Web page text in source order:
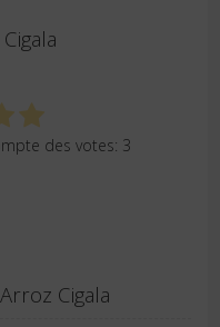
Cigala
des votes: 3
Cigala